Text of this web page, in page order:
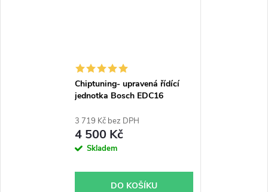
Chiptuning- upravená řídící
jednotka Bosch EDC16
3 719 Kč bez DPH
4 500 Kč
Skladem
DO KOŠÍKU